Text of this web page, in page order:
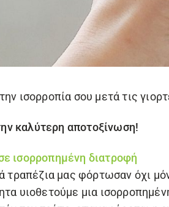
ισορροπία σου μετά τις
καλύτερη αποτοξίνωση!
ισορροπημένη διατροφή
τραπέζια μας φόρτωσαν όχι
υιοθετούμε μια